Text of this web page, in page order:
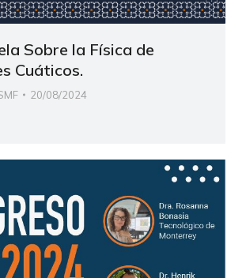
Sobre la Física de
Cuáticos.
20/08/2024